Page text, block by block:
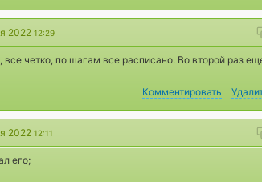
2022 12:29
четко, по шагам все расписано. Во второй раз
Комментировать
2022 12:11
его;